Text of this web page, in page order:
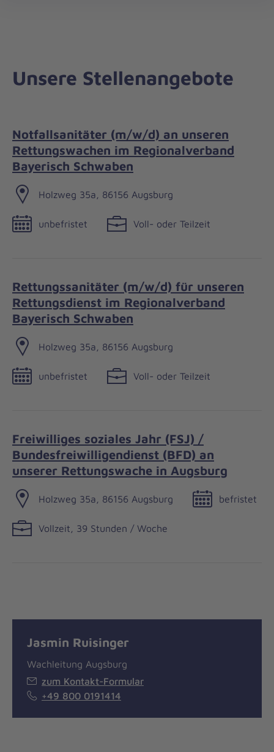
Unsere Stellenangebote
Notfallsanitäter (m/w/d) an unseren
Rettungswachen im Regionalverband
Bayerisch Schwaben
Holzweg 35a, 86156 Augsburg
unbefristet Voll- oder Teilzeit
Rettungssanitäter (m/w/d) für unseren
Rettungsdienst im Regionalverband
Bayerisch Schwaben
Holzweg 35a, 86156 Augsburg
unbefristet Voll- oder Teilzeit
Freiwilliges soziales Jahr (FSJ) /
Bundesfreiwilligendienst (BFD) an
unserer Rettungswache in Augsburg
Holzweg 35a, 86156 Augsburg befristet
Vollzeit, 39 Stunden / Woche
Jasmin Ruisinger
Wachleitung Augsburg
zum Kontakt-Formular
+49 800 0191414